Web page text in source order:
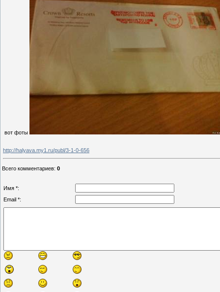
вот фоты
http://halyava.my1.ru/publ/3-1-0-656
Всего комментариев: 0
Имя *:
Email *: